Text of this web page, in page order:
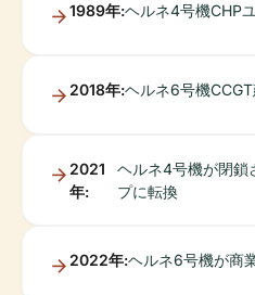
1989年:ヘルネ4号機CHP
2018年:ヘルネ6号機
2021
年:
ヘルネ4号機が閉鎖
プに転換
2022年:ヘルネ6号機が商